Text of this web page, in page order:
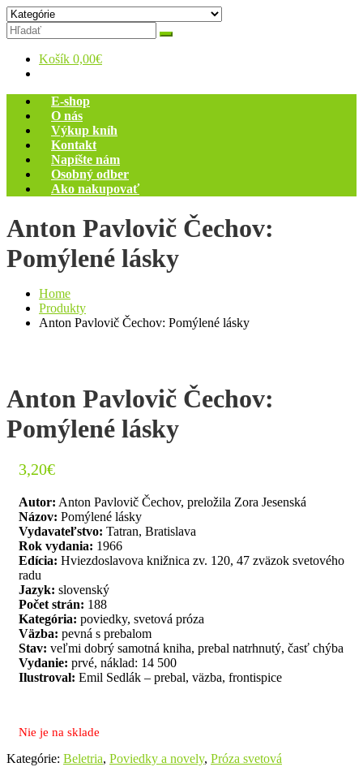
Skip
to
content
Zelený dom
Antikvariát
Košík 0,00€
E-shop
O nás
Výkup kníh
Kontakt
Napíšte nám
Osobný odber
Ako nakupovať
Anton Pavlovič Čechov:
Pomýlené lásky
Home
Produkty
Anton Pavlovič Čechov: Pomýlené lásky
Anton Pavlovič Čechov:
Pomýlené lásky
3,20€
Autor: Anton Pavlovič Čechov, preložila Zora Jesenská
Názov: Pomýlené lásky
Vydavateľstvo: Tatran, Bratislava
Rok vydania: 1966
Edícia: Hviezdoslavova knižnica zv. 120, 47 zväzok svetového
radu
Jazyk: slovenský
Počet strán: 188
Kategória: poviedky, svetová próza
Väzba: pevná s prebalom
Stav: veľmi dobrý samotná kniha, prebal natrhnutý, časť chýba
Vydanie: prvé, náklad: 14 500
Ilustroval: Emil Sedlák – prebal, väzba, frontispice
Nie je na sklade
Kategórie: Beletria, Poviedky a novely, Próza svetová